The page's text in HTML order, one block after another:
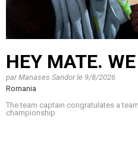
HEY MATE.
parManases Sandorle 9/8/2026
Romania
The team captain congratulates a
championship